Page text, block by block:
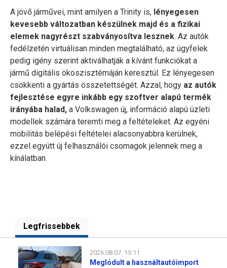
A jövő járművei, mint amilyen a Trinity is, lényegesen
kevesebb változatban készülnek majd és a fizikai
elemek nagyrészt szabványosítva lesznek. Az autók
fedélzetén virtuálisan minden megtalálható, az ügyfelek
pedig igény szerint aktiválhatják a kívánt funkciókat a
jármű digitális ökoszisztémáján keresztül. Ez lényegesen
csökkenti a gyártás összetettségét. Azzal, hogy az autók
fejlesztése egyre inkább egy szoftver alapú termék
irányába halad, a Volkswagen új, információ alapú üzleti
modellek számára teremti meg a feltételeket. Az egyéni
mobilitás belépési feltételei alacsonyabbra kerülnek,
ezzel együtt új felhasználói csomagok jelennek meg a
kínálatban.
Legfrissebbek
2026.08.07. 15:11
Meglódult a használtautóimport